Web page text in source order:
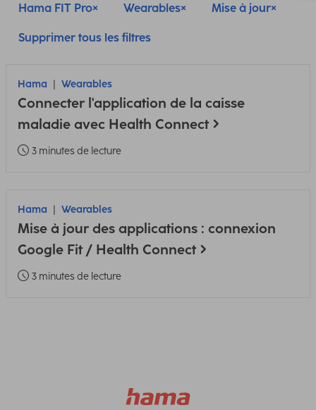
Hama FIT Pro Wearables Mise à jour
Supprimer tous les filtres
Hama Wearables
Connecter l'application de la caisse
maladie avec Health Connect
3 minutes de lecture
Hama Wearables
Mise à jour des applications : connexion
Google Fit / Health Connect
3 minutes de lecture